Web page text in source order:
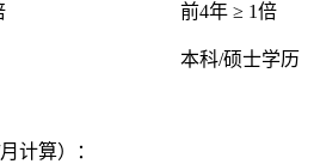
前4年 ≥ 1倍
本科/硕士学历
计算）：